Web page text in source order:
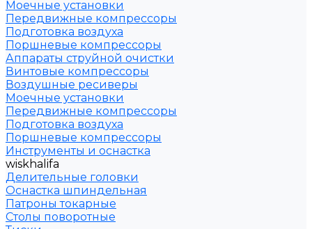
Моечные установки
Передвижные компрессоры
Подготовка воздуха
Поршневые компрессоры
Аппараты струйной очистки
Винтовые компрессоры
Воздушные ресиверы
Моечные установки
Передвижные компрессоры
Подготовка воздуха
Поршневые компрессоры
Инструменты и оснастка
wiskhalifa
Делительные головки
Оснастка шпиндельная
Патроны токарные
Столы поворотные